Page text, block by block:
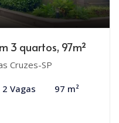
3 quartos, 97m²
Cruzes-SP
2 Vagas 97 m²